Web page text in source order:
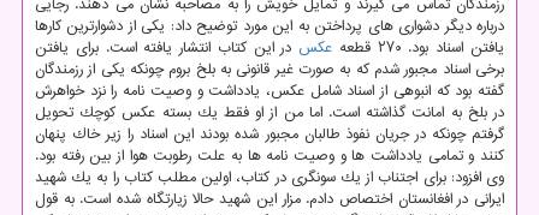
رزمندگان تماس می گیرند و تمایل خویش را به مصاحبه نشان می دهند. رجایی
درباره دیگر دشواری های پرداختن به این مورد توضیح داد: یكی از دشوارترین كارها
یافتن اسناد بود. ۲۷۰ قطعه
عكس در این كتاب انتشار یافته است. برای یافتن
برخی اسناد مجبور شدم كه به صورت غیر قانونی به بلخ بروم چونكه یكی از رزمندگان
گفته بود كه انبوهی از اسناد شامل عكس، یادداشت و وصیت نامه را نزد خواهرش
در بلخ به امانت گذاشته است. اما من از او فقط یك بسته عكس كوچك تحویل
گرفتم چونكه در جریان نفوذ طالبان مجبور شده بودند این اسناد را زیر خاك پنهان
كنند و تمامی یادداشت ها و وصیت نامه ها به علت رطوبت هوا از بین رفته بود.
وی افزود: برای اجتناب از یك سونگری در كتاب، اولین مطلب كتاب را به یك شهید
ایرانی در افغانستان اختصاص دادم. مزار این شهید حالا زیارتگاه شده است. به قول